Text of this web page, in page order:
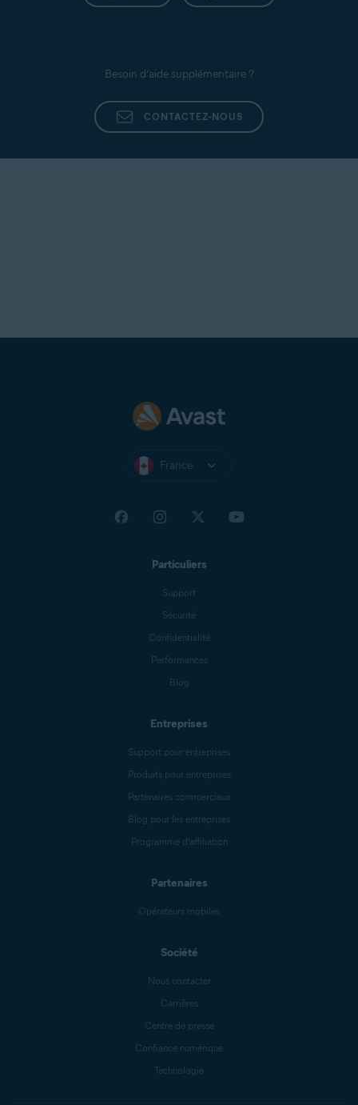
Besoin d’aide supplémentaire ?
CONTACTEZ-NOUS
France
Particuliers
Support
Sécurité
Confidentialité
Performances
Blog
Entreprises
Support pour entreprises
Produits pour entreprises
Partenaires commerciaux
Blog pour les entreprises
Programme d’affiliation
Partenaires
Opérateurs mobiles
Société
Nous contacter
Carrières
Centre de presse
Confiance numérique
Technologie